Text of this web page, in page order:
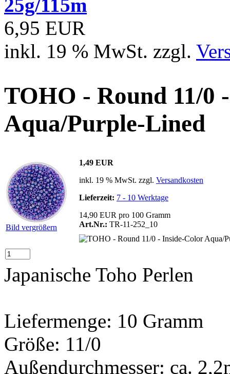
25g/115m
6,95 EUR
inkl. 19 % MwSt. zzgl.
TOHO - Round 11/0
Aqua/Purple-Lined
Bild vergrößern
1,49 EUR
inkl. 19 % MwSt. zzgl. Versandkosten
Lieferzeit: 7 - 10 Werktage
14,90 EUR pro 100 Gramm
Art.Nr.: TR-11-252_10
Japanische Toho Perlen
Liefermenge: 10 Gramm
Größe: 11/0
Außendurchmesser: ca.